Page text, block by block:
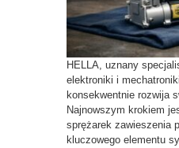
HELLA, uznany
elektroniki i
konsekwentnie rozwija
Najnowszym krokiem
sprężarek zawieszenia
kluczowego elementu